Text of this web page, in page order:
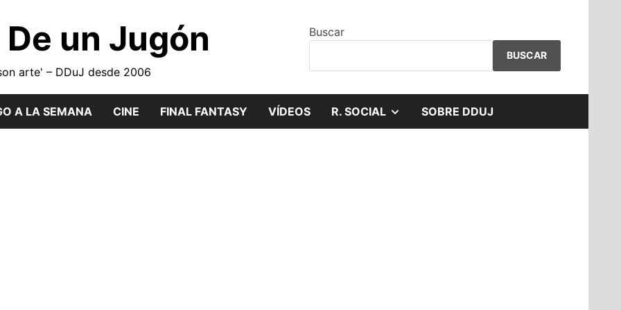
un Jugón
arte' – DDuJ desde 2006
Buscar
BUSCAR
A LA SEMANA CINE FINAL FANTASY VÍDEOS R. SOCIAL MOSTRAR
SOBRE DDUJ